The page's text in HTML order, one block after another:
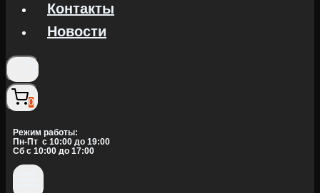
Контакты
Новости
0
Режим работы:
Пн-Пт c 10:00 до 19:00
Сб с 10:00 до 17:00